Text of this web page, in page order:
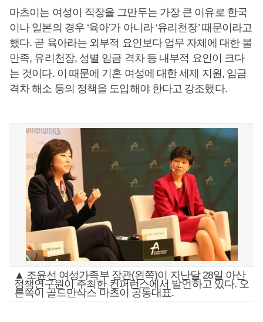
마츠이는 여성이 직장을 그만두는 가장 큰 이유로 한국
이나 일본의 경우 ‘육아’가 아니라 ‘유리천장’ 때문이라고
했다. 곧 육아라는 외부적 요인보다 업무 자체에 대한 불
만족, 유리천장, 성별 임금 격차 등 내부적 요인이 크다
는 것이다. 이 때문에 기혼 여성에 대한 세제 지원, 임금
격차 해소 등의 정책을 도입해야 한다고 강조했다.
▲ 조윤선 여성가족부 장관(왼쪽)이 지난달 28일 아산
정책연구원이 주최한 컨퍼런스에서 발언하고 있다. 오
른쪽이 골드만삭스 마츠이 공동대표.